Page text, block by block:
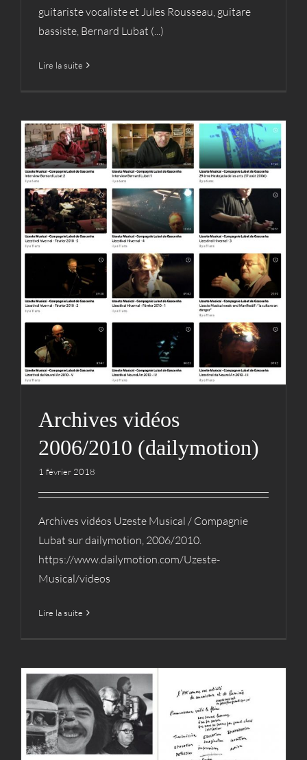
guitariste vocaliste et Jules Rousseau, guitare
bassiste, Bernard Lubat (...)
Lire la suite
Archives vidéos
2006/2010 (dailymotion)
Actualités Archives Cie Vidéos
Archives vidéos
2006/2010 (dailymotion)
1 février 2018
Archives vidéos Uzeste Musical / Compagnie
Lubat sur dailymotion, 2006/2010.
https://www.dailymotion.com/Uzeste-
Musical/videos
Lire la suite
Les Uz-topies de Bernard